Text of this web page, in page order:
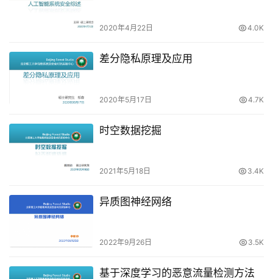
2020年4月22日 4.0K
差分隐私原理及应用
2020年5月17日 4.7K
时空数据挖掘
2021年5月18日 3.4K
异质图神经网络
2022年9月26日 3.5K
基于深度学习的恶意流量检测方法